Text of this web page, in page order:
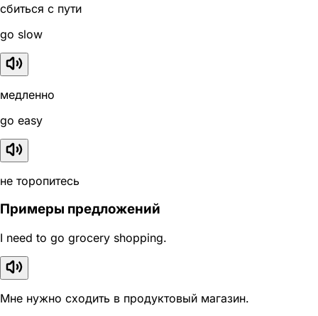
сбиться с пути
go slow
медленно
go easy
не торопитесь
Примеры предложений
I need to go grocery shopping.
Мне нужно сходить в продуктовый магазин.